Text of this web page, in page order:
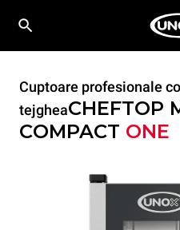
Cuptoare profesionale
tejgheaCHEFTOP
COMPACT ONE